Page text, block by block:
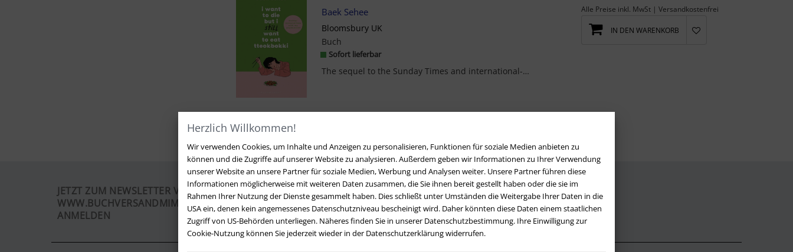
Herzlich Willkommen!
Wir verwenden Cookies, um Inhalte und Anzeigen zu personalisieren, Funktionen für soziale Medien anbieten zu
können und die Zugriffe auf unserer Website zu analysieren. Außerdem geben wir Informationen zu Ihrer Verwendung
unserer Website an unsere Partner für soziale Medien, Werbung und Analysen weiter. Unsere Partner führen diese
Informationen möglicherweise mit weiteren Daten zusammen, die Sie ihnen bereit gestellt haben oder die sie im
Rahmen Ihrer Nutzung der Dienste gesammelt haben. Dies schließt unter Umständen die Weitergabe Ihrer Daten in die
USA ein, denen kein angemessenes Datenschutzniveau bescheinigt wird. Daher könnten diese Daten einem staatlichen
Zugriff von US-Behörden unterliegen. Näheres finden Sie in unserer Datenschutzbestimmung. Ihre Einwilligung zur
Cookie-Nutzung können Sie jederzeit wieder in der Datenschutzerklärung widerrufen.
Baek Sehee
Bloomsbury UK
Buch
Sofort lieferbar
The sequel to the Sunday Times and international-bestselling South Korean therapy memoir, transla...
Alle Preise inkl. MwSt | Versandkostenfrei
IN DEN WARENKORB
JETZT ZUM NEWSLETTER VON
WWW.BUCHVERSANDMIMPF2000.DE
ANMELDEN
LOS